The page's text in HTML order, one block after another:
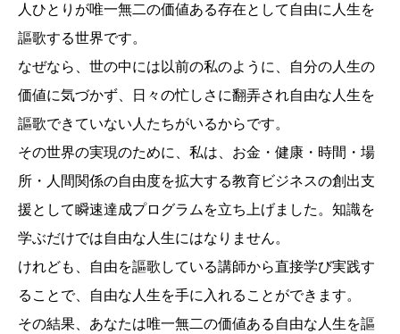
人ひとりが唯一無二の価値ある存在として自由に人生を
謳歌する世界です。
なぜなら、世の中には以前の私のように、自分の人生の
価値に気づかず、日々の忙しさに翻弄され自由な人生を
謳歌できていない人たちがいるからです。
その世界の実現のために、私は、お金・健康・時間・場
所・人間関係の自由度を拡大する教育ビジネスの創出支
援として瞬速達成プログラムを立ち上げました。知識を
学ぶだけでは自由な人生にはなりません。
けれども、自由を謳歌している講師から直接学び実践す
ることで、自由な人生を手に入れることができます。
その結果、あなたは唯一無二の価値ある自由な人生を謳